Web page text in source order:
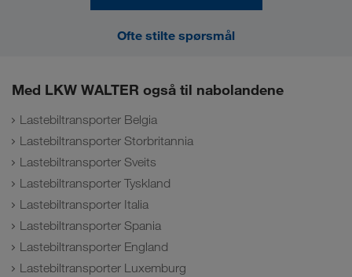
Ofte stilte spørsmål
Med LKW WALTER også til nabolandene
Lastebiltransporter Belgia
Lastebiltransporter Storbritannia
Lastebiltransporter Sveits
Lastebiltransporter Tyskland
Lastebiltransporter Italia
Lastebiltransporter Spania
Lastebiltransporter England
Lastebiltransporter Luxemburg